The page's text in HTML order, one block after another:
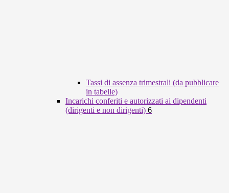
Tassi di assenza trimestrali (da pubblicare
in tabelle)
Incarichi conferiti e autorizzati ai dipendenti
(dirigenti e non dirigenti) 6